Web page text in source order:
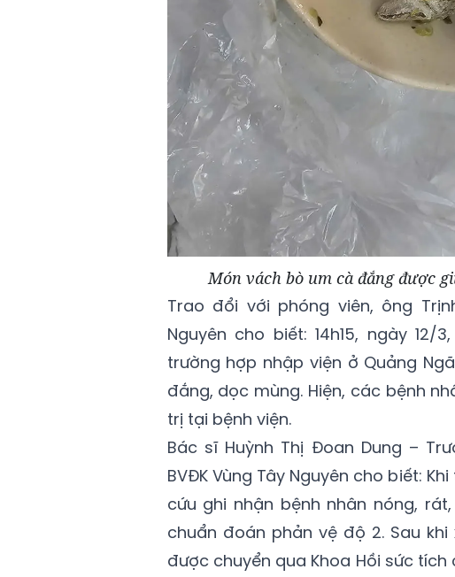
Món vách bò um cà đắng được
Trao đổi với phóng viên, ông
Nguyên cho biết: 14h15, ngày
trường hợp nhập viện ở Quảng
đắng, dọc mùng. Hiện, các bệnh
trị tại bệnh viện.
Bác sĩ Huỳnh Thị Đoan Dung –
BVĐK Vùng Tây Nguyên cho biết:
cứu ghi nhận bệnh nhân nóng,
chuẩn đoán phản vệ độ 2. Sau
được chuyển qua Khoa Hồi sức